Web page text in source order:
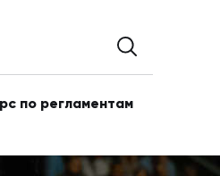
по регламентам